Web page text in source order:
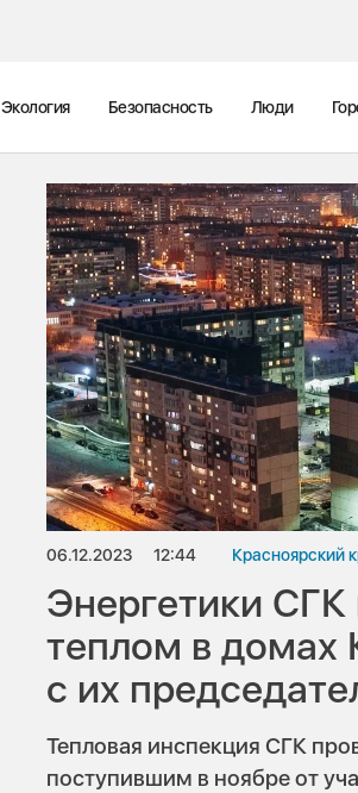
Экология Безопасность Люди
06.12.2023 12:44 Красноярский
Энергетики
теплом в домах
с их
Тепловая инспекция СГК
поступившим в ноябре от